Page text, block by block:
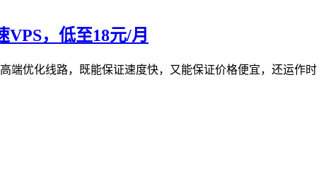
VPS，低至18元/月
端优化线路，既能保证速度快，又能保证价格便宜，还运作时